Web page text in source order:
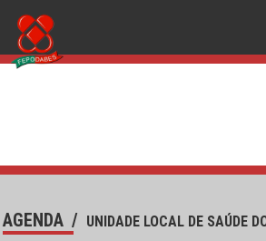
AGENDA / UNIDADE LOCAL DE SAÚDE